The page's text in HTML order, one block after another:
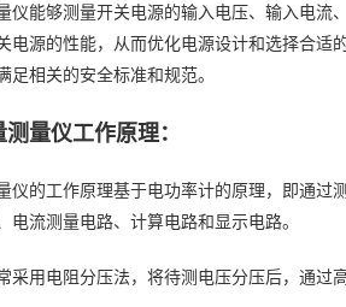
仪能够测量开关电源的输入电压、输入电流
电源的性能，从而优化电源设计和选择合适
足相关的安全标准和规范。
量仪工作原理：
仪的工作原理基于电功率计的原理，即通
电流测量电路、计算电路和显示电路。
采用电阻分压法，将待测电压分压后，通